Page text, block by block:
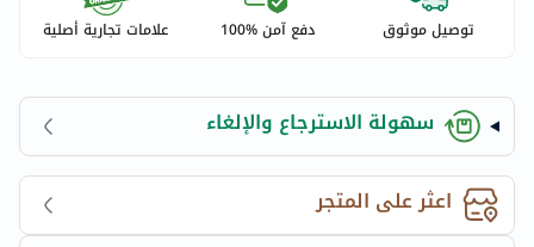
توصيل موثوق دفع آمن %100 علامات تجارية أصلية
سهولة الاسترجاع والإلغاء
اعثر على المتجر